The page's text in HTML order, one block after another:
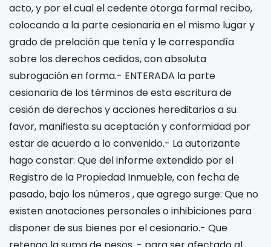
acto, y por el cual el cedente otorga formal recibo,
colocando a la parte cesionaria en el mismo lugar y
grado de prelación que tenía y le correspondía
sobre los derechos cedidos, con absoluta
subrogación en forma.- ENTERADA la parte
cesionaria de los términos de esta escritura de
cesión de derechos y acciones hereditarios a su
favor, manifiesta su aceptación y conformidad por
estar de acuerdo a lo convenido.- La autorizante
hago constar: Que del informe extendido por el
Registro de la Propiedad Inmueble, con fechade
pasado, bajo los números , que agrego surge: Que no
existen anotaciones personales o inhibiciones para
disponer de sus bienes por el cesionario.- Que